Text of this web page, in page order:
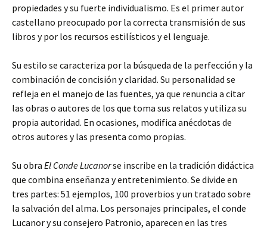
propiedades y su fuerte individualismo. Es el primer autor
castellano preocupado por la correcta transmisión de sus
libros y por los recursos estilísticos y el lenguaje.
Su estilo se caracteriza por la búsqueda de la perfección y la
combinación de concisión y claridad. Su personalidad se
refleja en el manejo de las fuentes, ya que renuncia a citar
las obras o autores de los que toma sus relatos y utiliza su
propia autoridad. En ocasiones, modifica anécdotas de
otros autores y las presenta como propias.
Su obra El Conde Lucanorse inscribe en la tradición didáctica
que combina enseñanza y entretenimiento. Se divide en
tres partes: 51 ejemplos, 100 proverbios y un tratado sobre
la salvación del alma. Los personajes principales, el conde
Lucanor y su consejero Patronio, aparecen en las tres